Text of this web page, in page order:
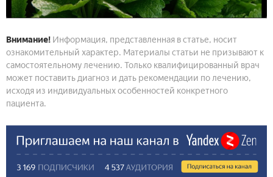
Внимание! Информация, представленная в статье, носит
ознакомительный характер. Материалы статьи не призывают к
самостоятельному лечению. Только квалифицированный врач
может поставить диагноз и дать рекомендации по лечению,
исходя из индивидуальных особенностей конкретного
пациента.